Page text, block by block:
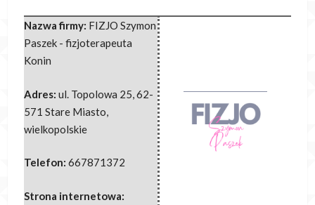
Nazwa firmy: FIZJO Szymon
Paszek - fizjoterapeuta
Konin
Adres: ul. Topolowa 25,62-
571 Stare Miasto,
wielkopolskie
Telefon: 667871372
Strona internetowa: